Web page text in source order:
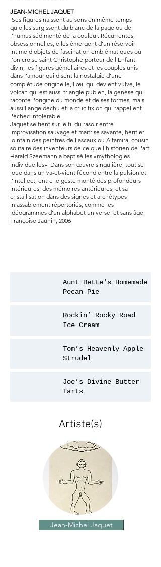
JEAN-MICHEL JAQUET
​ Ses figures naissent au sens en même temps
qu'elles surgissent du blanc de la page ou de
l'humus sédimenté de la couleur. Récurrentes,
obsessionnelles, elles émergent d'un réservoir
intime d'objets de fascination emblématiques où
l'on croise saint Christophe porteur de l'Enfant
divin, les figures gémellaires et les couples unis
dans l'amour qui disent la nostalgie d'une
complétude originelle, l'œil qui devient vulve, le
volcan qui est aussi triangle pubien, la genèse qui
raconte l'origine du monde et de ses formes, mais
aussi l'ange déchu et la crucifixion qui rappellent
l'échec intolérable.
Jaquet se tient sur le fil du rasoir entre
improvisation sauvage et maîtrise savante, héritier
lointain des peintres de Lascaux ou Altamira, cousin
solitaire des inventeurs de ce que l'historien de l'art
Harald Szeemann a baptisé les «mythologies
individuelles». Dans son œuvre singulière, tout se
joue dans un va-et-vient fécond entre la pulsion et
l'intellect, entre le geste monté des profondeurs
intérieures, des mémoires antérieures, et sa
cristallisation dans des signes et archétypes
inlassablement répertoriés, comme les
idéogrammes d'un alphabet universel et sans âge.
Françoise Jaunin, 2006
Aunt Bette's Homemade
Pecan Pie
Rockin’ Rocky Road
Ice Cream
Tom’s Heavenly Apple
Strudel
Joe’s Divine Butter
Tarts
Artiste(s)
Jean-Michel Jaquet